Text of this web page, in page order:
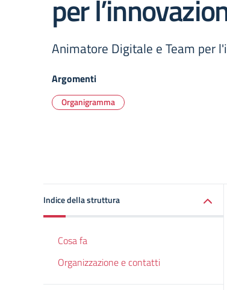
per
Animatore Digitale e Team per
Argomenti
Organigramma
Indice della struttura
Cosa fa
Organizzazione e contatti